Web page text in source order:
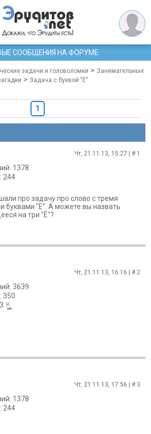
СООБЩЕНИЯ НА ФОРУМЕ
задачи и головоломки > Занимательные
> Задача с буквой "Ё"
1
Чт, 21.11.13, 15:27 | # 1
1378
244
про задачу про слово с тремя
буквами "Е". А можете вы назвать
на три "Ё"?
Чт, 21.11.13, 16:16 | # 2
3639
350
Чт, 21.11.13, 17:56 | # 3
1378
244